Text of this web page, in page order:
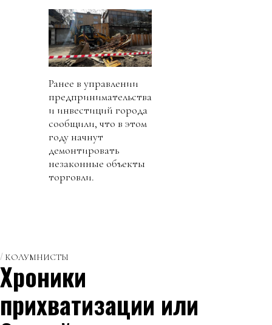
Ранее в управлении
предпринимательства
и инвестиций города
сообщили, что в этом
году начнут
демонтировать
незаконные объекты
торговли.
КОЛУМНИСТЫ
Хроники
прихватизации или